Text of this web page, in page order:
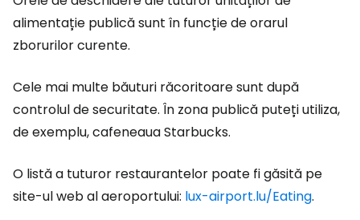
alimentație publică sunt în funcție de orarul
zborurilor curente.
Cele mai multe băuturi răcoritoare sunt după
controlul de securitate. În zona publică puteți utiliza,
de exemplu, cafeneaua Starbucks.
O listă a tuturor restaurantelor poate fi găsită pe
site-ul web al aeroportului: lux-airport.lu/Eating.